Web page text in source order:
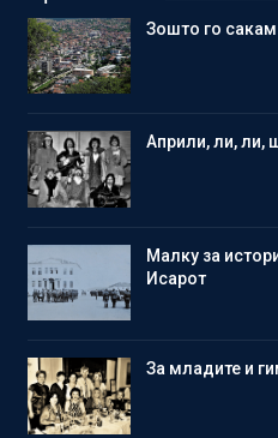
Зошто го
Aприли, ли, ли,
Малку за
Исарот
Зa младите и